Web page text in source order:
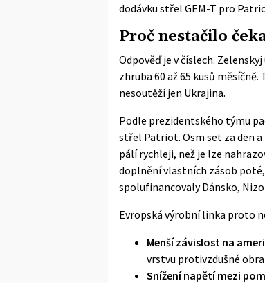
dodávku střel GEM-T pro
Proč nestačilo
Odpověď je v číslech.
zhruba 60 až 65 kusů
nesoutěží jen Ukrajina.
Podle prezidentského týmu
střel Patriot. Osm set za den a
pálí rychleji, než je lze
doplnění vlastních zásob
spolufinancovaly Dánsko,
Evropská výrobní linka proto
Menší závislost na
vrstvu protivzdušné
Snížení napětí mezi